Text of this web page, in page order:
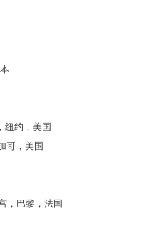
纽约，美国
哥，美国
，巴黎，法国